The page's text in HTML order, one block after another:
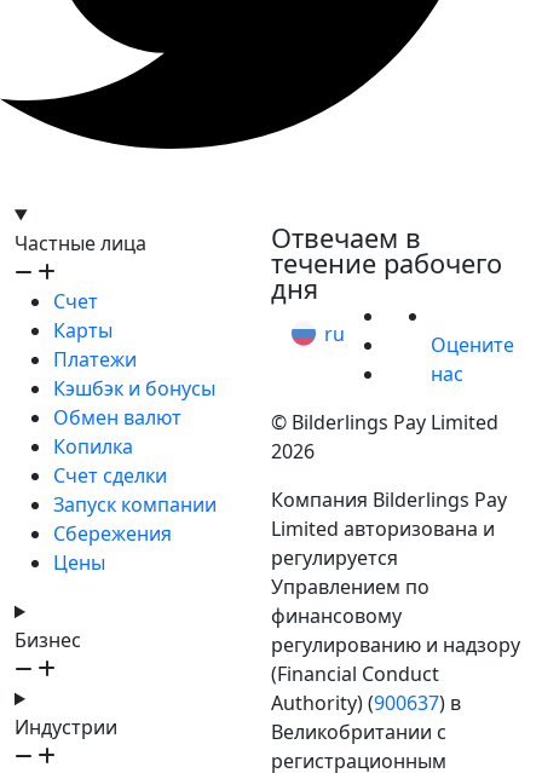
Частные лица
Счет
Карты
Платежи
Кэшбэк и бонусы
Обмен валют
Копилка
Счет сделки
Запуск компании
Сбережения
Цены
Бизнес
Индустрии
Отвечаем в
течение рабочего
дня
ru
Оцените
нас
© Bilderlings Pay Limited
2026
Компания Bilderlings Pay
Limited авторизована и
регулируется
Управлением по
финансовому
регулированию и надзору
(Financial Conduct
Authority) (900637) в
Великобритании с
регистрационным